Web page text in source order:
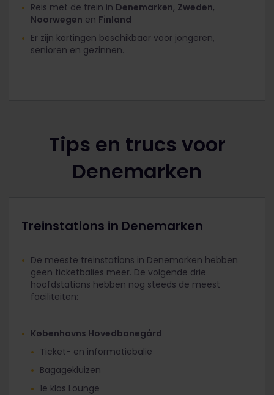
Reis met de trein in Denemarken, Zweden,
Noorwegen en Finland
Er zijn kortingen beschikbaar voor jongeren,
senioren en gezinnen.
Tips en trucs voor
Denemarken
Treinstations in Denemarken
De meeste treinstations in Denemarken hebben
geen ticketbalies meer. De volgende drie
hoofdstations hebben nog steeds de meest
faciliteiten:
Københavns Hovedbanegård​
Ticket- en informatiebalie
Bagagekluizen
1e klas Lounge